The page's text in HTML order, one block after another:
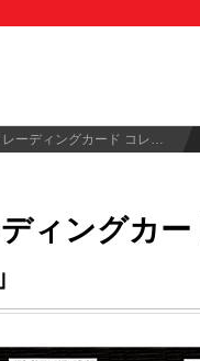
ブシロード トレーディングカード コレクションシリーズ
ィングカ